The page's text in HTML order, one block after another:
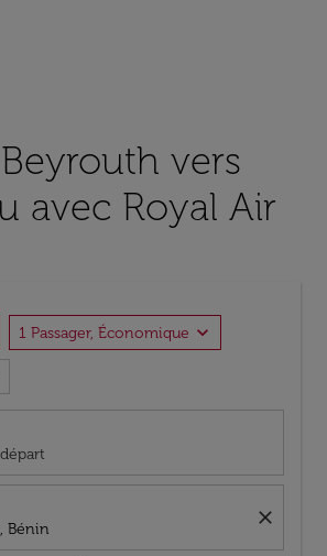
vers
avec Royal Air
1 Passager, Économique expand_more
Bénin
close